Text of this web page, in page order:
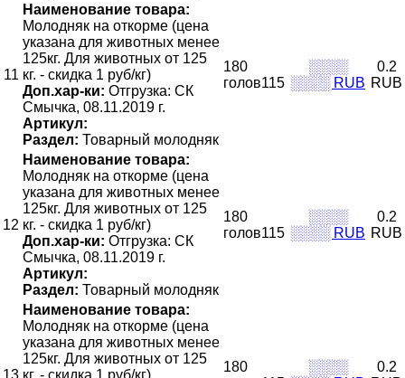
11
Наименование товара:
Молодняк на откорме (цена
указана для животных менее
125кг. Для животных от 125
кг. - скидка 1 руб/кг)
Доп.хар-ки: Отгрузка: СК
Смычка, 08.11.2019 г.
Артикул:
Раздел: Товарный молодняк
180
голов115
░░░░
░░░░ RUB
0.2
RUB
12
Наименование товара:
Молодняк на откорме (цена
указана для животных менее
125кг. Для животных от 125
кг. - скидка 1 руб/кг)
Доп.хар-ки: Отгрузка: СК
Смычка, 08.11.2019 г.
Артикул:
Раздел: Товарный молодняк
180
голов115
░░░░
░░░░ RUB
0.2
RUB
13
Наименование товара:
Молодняк на откорме (цена
указана для животных менее
125кг. Для животных от 125
кг. - скидка 1 руб/кг)
180
░░░░
0.2